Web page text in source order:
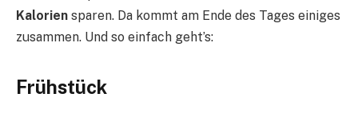
Kalorien sparen. Da kommt am Ende des Tages einiges
zusammen. Und so einfach geht’s:
Frühstück